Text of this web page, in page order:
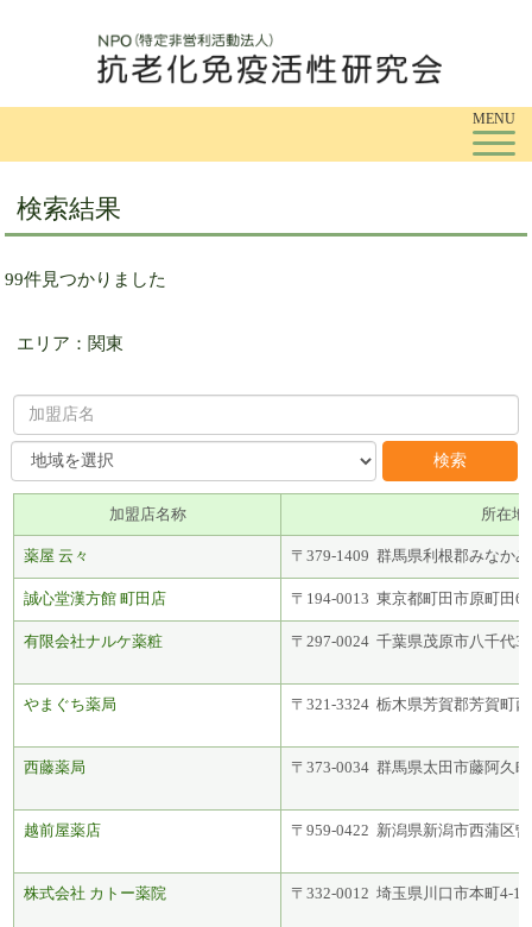
MENU
検索結果
99件見つかりました
エリア：関東
加盟店名称 所在地
薬屋 云々 〒379-1409 群馬県利根郡みなか
誠心堂漢方館 町田店 〒194-0013 東京都町田市原町田
有限会社ナルケ薬粧 〒297-0024 千葉県茂原市八千代3
やまぐち薬局 〒321-3324 栃木県芳賀郡芳賀町
西藤薬局 〒373-0034 群馬県太田市藤阿久
越前屋薬店 〒959-0422 新潟県新潟市西蒲区
株式会社 カトー薬院 〒332-0012 埼玉県川口市本町4-1-